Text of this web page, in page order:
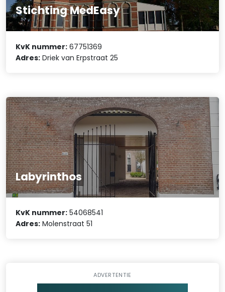
Stichting MedEasy
KvK nummer: 67751369
Adres: Driek van Erpstraat 25
Labyrinthos
KvK nummer: 54068541
Adres: Molenstraat 51
ADVERTENTIE